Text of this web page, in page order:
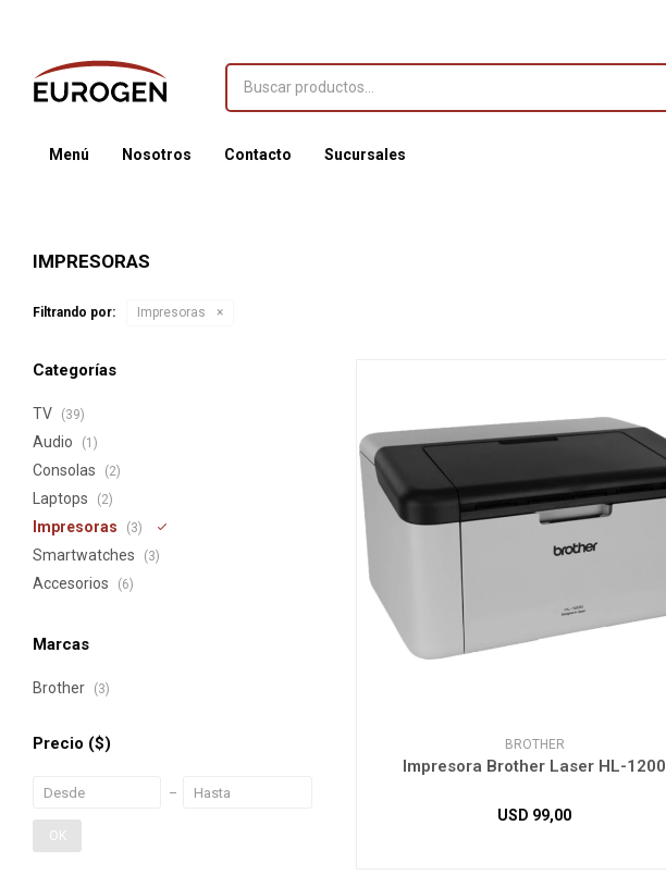
Menú Nosotros Contacto Sucursales
IMPRESORAS
Filtrando por: Impresoras
BROTHER
Impresora Brother Laser HL-1200
USD 99,00
Categorías
TV (39)
Audio (1)
Consolas (2)
Laptops (2)
Impresoras (3)
Smartwatches (3)
Accesorios (6)
Marcas
Brother (3)
Precio ($)
OK